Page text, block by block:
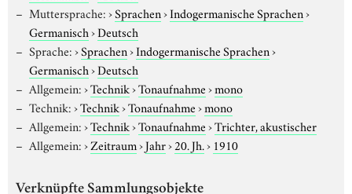
Muttersprache:›Sprachen›Indogermanische Sprachen›
Germanisch›Deutsch
Sprache:›Sprachen›Indogermanische Sprachen›
Germanisch›Deutsch
Allgemein:›Technik›Tonaufnahme›mono
Technik:›Technik›Tonaufnahme›mono
Allgemein:›Technik›Tonaufnahme›Trichter, akustischer
Allgemein:›Zeitraum›Jahr›20. Jh.› 1910
Verknüpfte Sammlungsobjekte